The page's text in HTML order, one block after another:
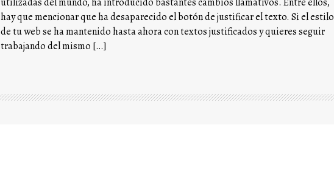
hay que mencionar que ha desaparecido el botón de justificar el texto. Si el estilo
de tu web se ha mantenido hasta ahora con textos justificados y quieres seguir
trabajando del mismo […]